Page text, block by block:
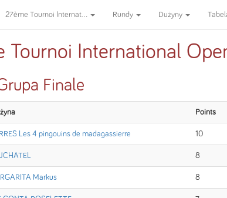
27ème Tournoi Internat... Rundy Dużyny
Tournoi International
Finale
Points
Les 4 pingouins de madagassierre 10
8
Markus 8